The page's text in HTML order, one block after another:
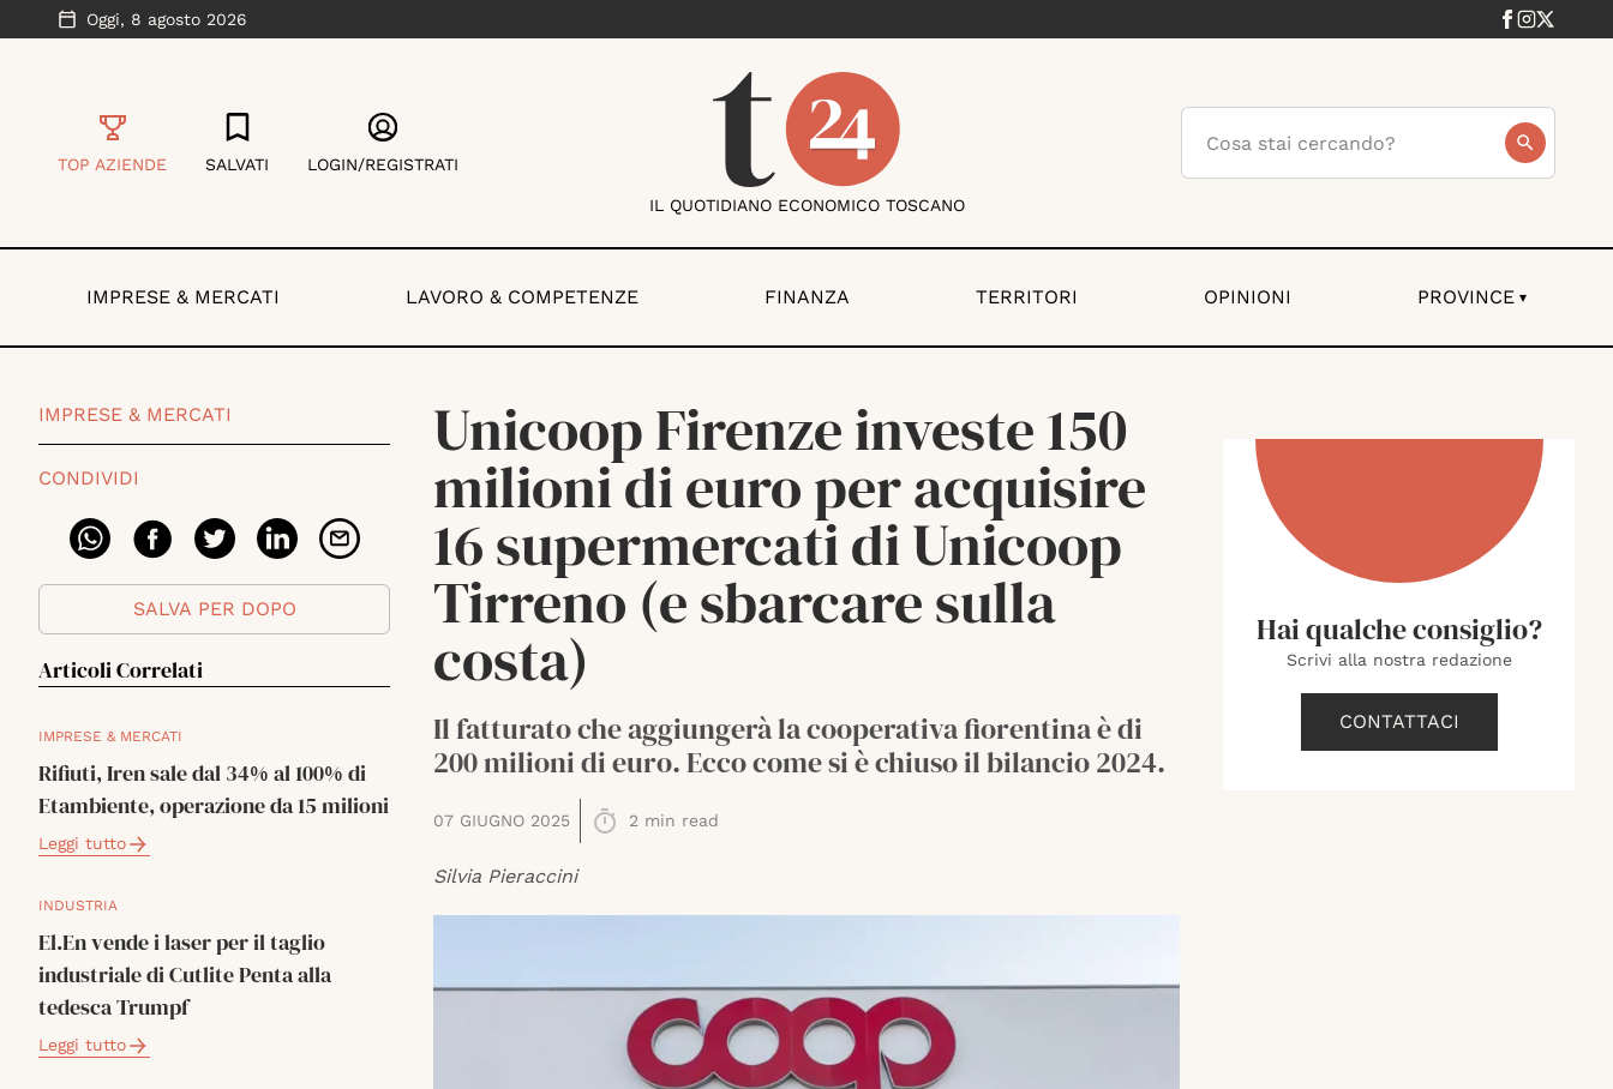
Oggi, 8 agosto 2026
TOP AZIENDE SALVATI LOGIN/REGISTRATI
IL QUOTIDIANO ECONOMICO TOSCANO
IMPRESE & MERCATI LAVORO & COMPETENZE FINANZA TERRITORI OPINIONI PROVINCE ▾
IMPRESE & MERCATI
CONDIVIDI
SALVA PER DOPO
Articoli Correlati
IMPRESE & MERCATI
Rifiuti, Iren sale dal 34% al 100% di
Etambiente, operazione da 15 milioni
Leggi tutto
INDUSTRIA
El.En vende i laser per il taglio
industriale di Cutlite Penta alla
tedesca Trumpf
Leggi tutto
Unicoop Firenze investe 150
milioni di euro per acquisire
16 supermercati di Unicoop
Tirreno (e sbarcare sulla
costa)
Il fatturato che aggiungerà la cooperativa fiorentina è di
200 milioni di euro. Ecco come si è chiuso il bilancio 2024.
07 GIUGNO 2025 2 min read
Silvia Pieraccini
Hai qualche consiglio?
Scrivi alla nostra redazione
CONTATTACI